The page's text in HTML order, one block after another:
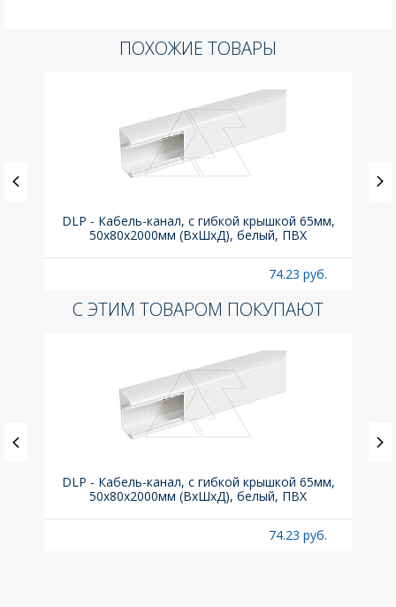
ПОХОЖИЕ ТОВАРЫ
DLP - Кабель-канал, с гибкой крышкой 65мм,
50x80х2000мм (ВхШхД), белый, ПВХ
74.23 руб.
С ЭТИМ ТОВАРОМ ПОКУПАЮТ
DLP - Кабель-канал, с гибкой крышкой 65мм,
50x80х2000мм (ВхШхД), белый, ПВХ
74.23 руб.